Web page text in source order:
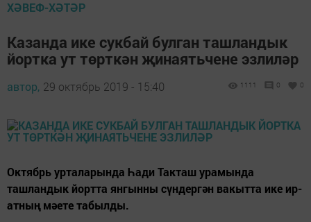
ХӘВЕФ-ХӘТӘР
Казанда ике сукбай булган ташландык
йортка ут төрткән җинаятьчене эзлиләр
автор, 29 октябрь 2019 - 15:40 1111 0 0
Октябрь урталарында Һади Такташ урамында
ташландык йортта янгынны сүндергән вакытта ике ир-
атның мәете табылды.